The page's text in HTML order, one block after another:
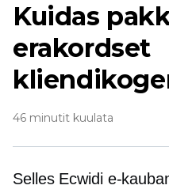
Kuidas
erakordset
46 minutit kuulata
Selles Ecwidi e-